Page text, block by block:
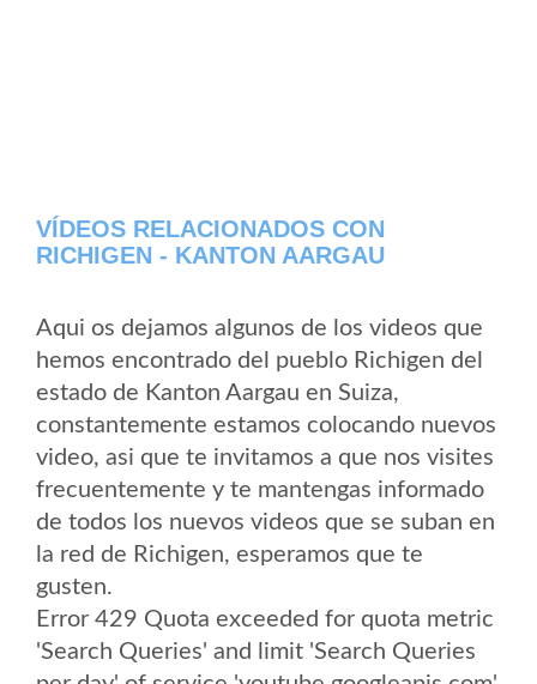
VÍDEOS RELACIONADOS CON
RICHIGEN - KANTON AARGAU
Aqui os dejamos algunos de los videos que
hemos encontrado del pueblo Richigen del
estado de Kanton Aargau en Suiza,
constantemente estamos colocando nuevos
video, asi que te invitamos a que nos visites
frecuentemente y te mantengas informado
de todos los nuevos videos que se suban en
la red de Richigen, esperamos que te
gusten.
Error 429 Quota exceeded for quota metric
'Search Queries' and limit 'Search Queries